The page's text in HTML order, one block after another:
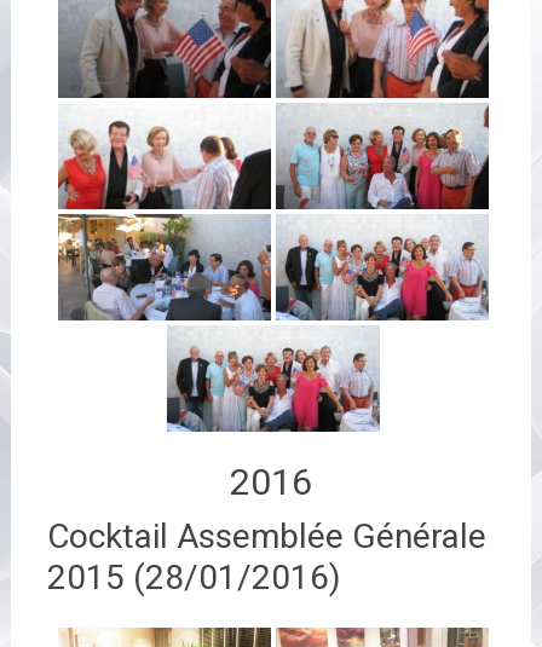
2016
Cocktail Assemblée Générale
2015 (28/01/2016)